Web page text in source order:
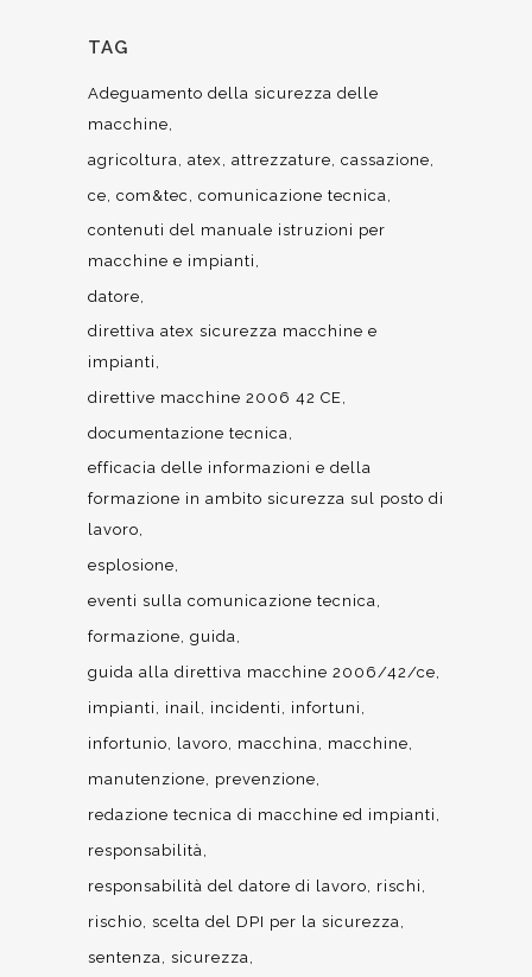
TAG
Adeguamento della sicurezza delle
macchine
agricoltura atex attrezzature cassazione
ce com&tec
comunicazione tecnica
contenuti del manuale istruzioni per
macchine e impianti
datore
direttiva atex sicurezza macchine e
impianti
direttive macchine 2006 42 CE
documentazione tecnica
efficacia delle informazioni e della
formazione in ambito sicurezza sul posto di
lavoro
esplosione
eventi sulla comunicazione tecnica
formazione guida
guida alla direttiva macchine 2006/42/ce
impianti
inail incidenti
infortuni
infortunio
lavoro macchina
macchine
manutenzione
prevenzione
redazione tecnica di macchine ed impianti
responsabilità
responsabilità del datore di lavoro
rischi
rischio scelta del DPI per la sicurezza
sentenza sicurezza